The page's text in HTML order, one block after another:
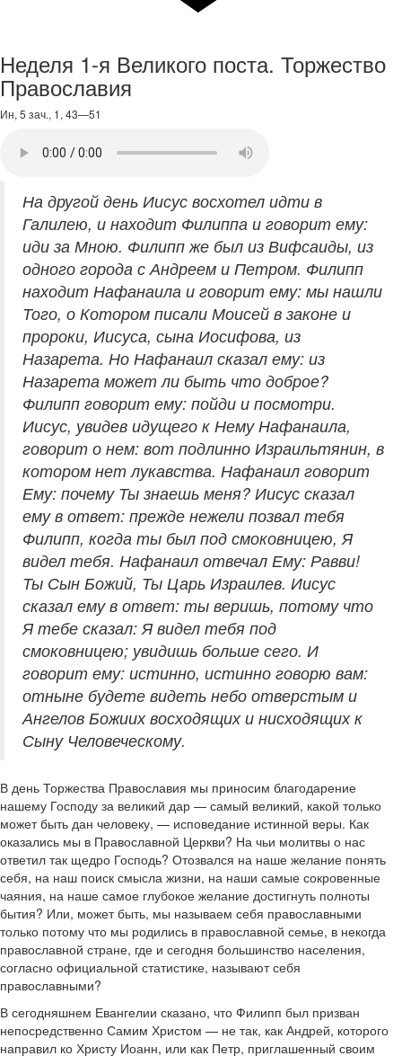
Неделя 1-я Великого поста. Торжество
Православия
Ин, 5 зач., 1, 43—51
На другой день Иисус восхотел идти в
Галилею, и находит Филиппа и говорит ему:
иди за Мною. Филипп же был из Вифсаиды, из
одного города с Андреем и Петром. Филипп
находит Нафанаила и говорит ему: мы нашли
Того, о Котором писали Моисей в законе и
пророки, Иисуса, сына Иосифова, из
Назарета. Но Нафанаил сказал ему: из
Назарета может ли быть что доброе?
Филипп говорит ему: пойди и посмотри.
Иисус, увидев идущего к Нему Нафанаила,
говорит о нем: вот подлинно Израильтянин, в
котором нет лукавства. Нафанаил говорит
Ему: почему Ты знаешь меня? Иисус сказал
ему в ответ: прежде нежели позвал тебя
Филипп, когда ты был под смоковницею, Я
видел тебя. Нафанаил отвечал Ему: Равви!
Ты Сын Божий, Ты Царь Израилев. Иисус
сказал ему в ответ: ты веришь, потому что
Я тебе сказал: Я видел тебя под
смоковницею; увидишь больше сего. И
говорит ему: истинно, истинно говорю вам:
отныне будете видеть небо отверстым и
Ангелов Божиих восходящих и нисходящих к
Сыну Человеческому.
В день Торжества Православия мы приносим благодарение
нашему Господу за великий дар — самый великий, какой только
может быть дан человеку, — исповедание истинной веры. Как
оказались мы в Православной Церкви? На чьи молитвы о нас
ответил так щедро Господь? Отозвался на наше желание понять
себя, на наш поиск смысла жизни, на наши самые сокровенные
чаяния, на наше самое глубокое желание достигнуть полноты
бытия? Или, может быть, мы называем себя православными
только потому что мы родились в православной семье, в некогда
православной стране, где и сегодня большинство населения,
согласно официальной статистике, называют себя
православными?
В сегодняшнем Евангелии сказано, что Филипп был призван
непосредственно Самим Христом — не так, как Андрей, которого
направил ко Христу Иоанн, или как Петр, приглашенный своим